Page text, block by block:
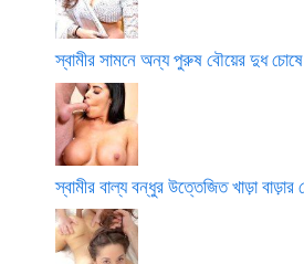
স্বামীর সামনে অন্য পুরুষ বৌয়ের দুধ
স্বামীর বাল্য বন্ধুর উত্তেজিত খাড়া